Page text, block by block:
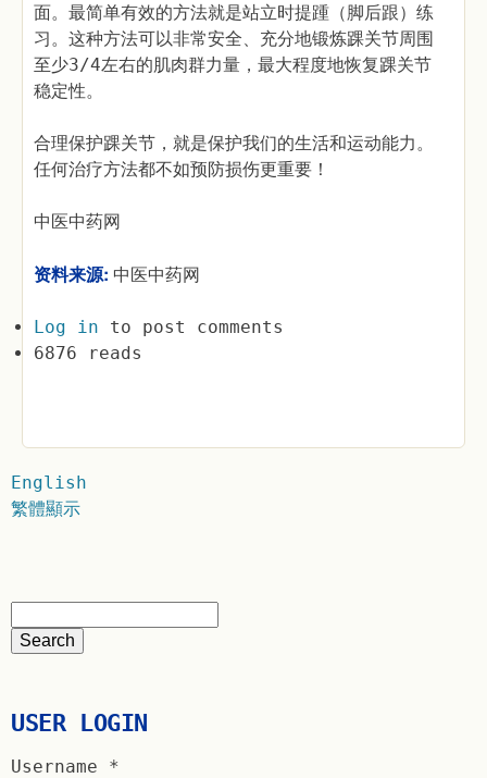
面。最简单有效的方法就是站立时提踵（脚后跟）练
习。这种方法可以非常安全、充分地锻炼踝关节周围
至少3/4左右的肌肉群力量，最大程度地恢复踝关节
稳定性。
合理保护踝关节，就是保护我们的生活和运动能力。
任何治疗方法都不如预防损伤更重要！
中医中药网
资料来源: 中医中药网
Log in to post comments
6876 reads
English
繁體顯示
USER LOGIN
Username *